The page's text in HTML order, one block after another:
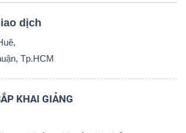
dịch
Tp.HCM
KHAI GIẢNG